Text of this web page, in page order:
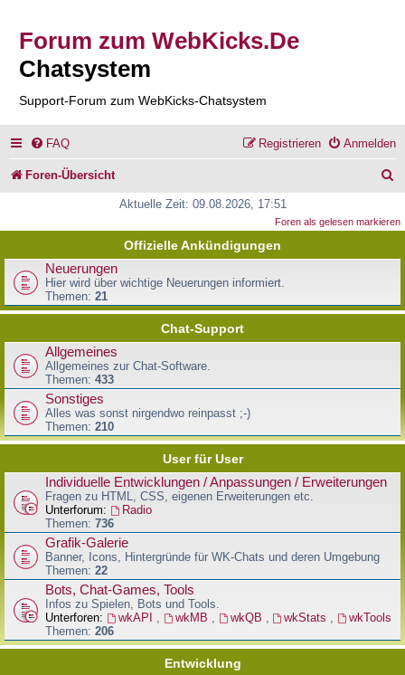
Forum zum WebKicks.De
Chatsystem
Support-Forum zum WebKicks-Chatsystem
FAQ Anmelden
Registrieren
Foren-Übersicht
c
Aktuelle Zeit: 09.08.2026, 17:51
Foren als gelesen markieren
Offizielle Ankündigungen
Neuerungen
Hier wird über wichtige Neuerungen informiert.
Themen: 21
Chat-Support
Allgemeines
Allgemeines zur Chat-Software.
Themen: 433
Sonstiges
Alles was sonst nirgendwo reinpasst ;-)
Themen: 210
User für User
Individuelle Entwicklungen / Anpassungen / Erweiterungen
Fragen zu HTML, CSS, eigenen Erweiterungen etc.
Unterforum:
Radio
Themen: 736
Grafik-Galerie
Banner, Icons, Hintergründe für WK-Chats und deren Umgebung
Themen: 22
Bots, Chat-Games, Tools
Infos zu Spielen, Bots und Tools.
Unterforen:
wkAPI , wkMB , wkQB , wkStats ,
wkTools
Themen: 206
Entwicklung